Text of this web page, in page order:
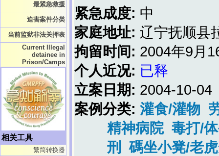
最紧急救援
迫害案件分类
当前监狱非法关押表
Current Illegal
detainee in
Prison/Camps
相关工具
繁简转换器
紧急成度: 中
家庭地址: 辽宁抚顺县
拘留时间: 2004年9月
个人近况: 已释
立案日期: 2004-10-04
案例分类: 灌食/灌物
精神病院 毒打/
刑
碼坐小凳/老